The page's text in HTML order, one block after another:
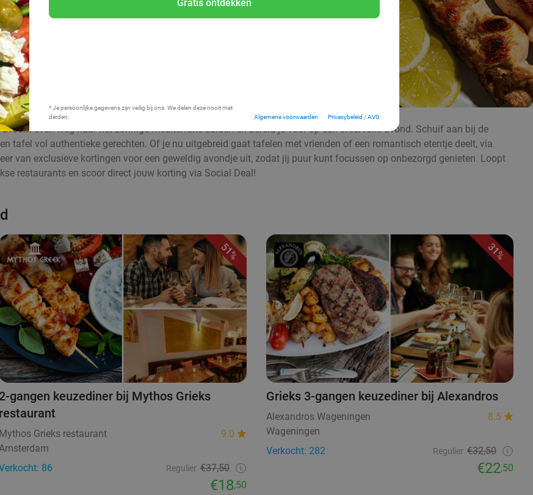
Gratis ontdekken
* Je persoonlijke gegevens zijn veilig bij ons. We delen deze nooit met
derden.
Algemene voorwaarden Privacybeleid / AVG
even weg naar het zonnige mediterrane zuiden en bereid je voor op een sfeervolle avond. Schuif aan bij de
tafel vol authentieke gerechten. Of je nu uitgebreid gaat tafelen met vrienden of een romantisch etentje deelt, via
van exclusieve kortingen voor een geweldig avondje uit, zodat jij puur kunt focussen op onbezorgd genieten. Loopt
restaurants en scoor direct jouw korting via Social Deal!
51%
2-gangen keuzediner bij Mythos Grieks
restaurant
Mythos Grieks restaurant
9.0
86
Regulier €37,50
€18,50
31%
Grieks 3-gangen keuzediner bij Alexandros
Alexandros Wageningen
8.5
Wageningen
Verkocht: 282
Regulier €32,50
€22,50